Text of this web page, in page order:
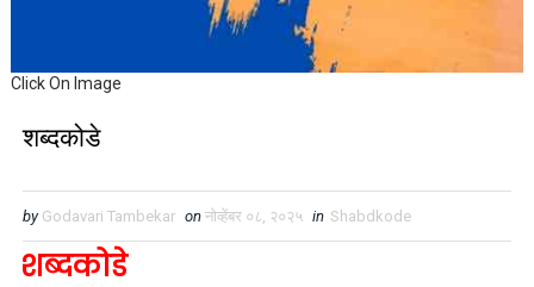
Click On Image
शब्दकोडे
by Godavari Tambekar on नोव्हेंबर ०८, २०२५ in Shabdkode
शब्दकोडे